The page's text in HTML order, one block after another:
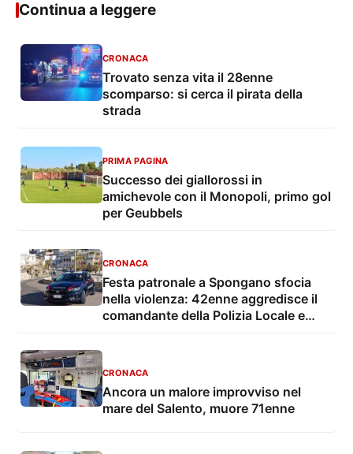
Continua a leggere
CRONACA
Trovato senza vita il 28enne
scomparso: si cerca il pirata della
strada
PRIMA PAGINA
Successo dei giallorossi in
amichevole con il Monopoli, primo gol
per Geubbels
CRONACA
Festa patronale a Spongano sfocia
nella violenza: 42enne aggredisce il
comandante della Polizia Locale e
CRONACA
Ancora un malore improvviso nel
mare del Salento, muore 71enne